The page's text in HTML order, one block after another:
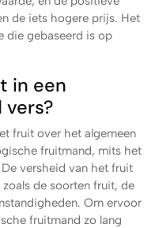
de iets hogere prijs. Het
die gebaseerd is op
in een
fruit over het algemeen
fruitmand, mits het
versheid van het fruit
de soorten fruit, de
Om ervoor
fruitmand zo lang